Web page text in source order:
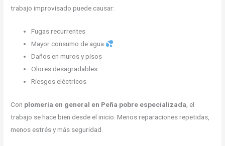
trabajo improvisado puede causar:
Fugas recurrentes
Mayor consumo de agua
Daños en muros y pisos
Olores desagradables
Riesgos eléctricos
Con plomería en general en Peña pobre especializada , el
trabajo se hace bien desde el inicio. Menos reparaciones repetidas,
menos estrés y más seguridad.